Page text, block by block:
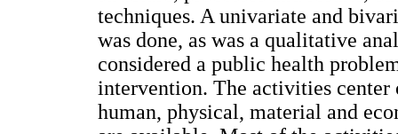
techniques. A univariate and
was done, as was a qualitative
considered a public health
intervention. The activities center
human, physical, material and